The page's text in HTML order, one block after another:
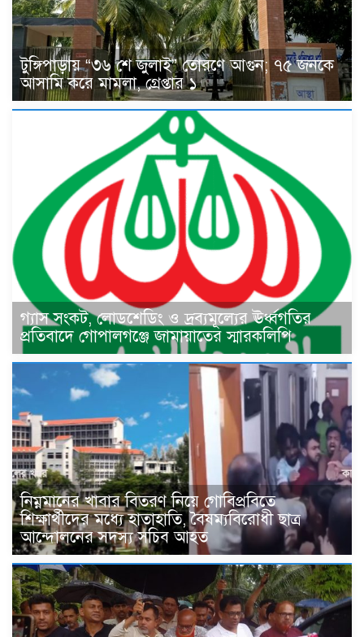
টুঙ্গিপাড়ায় “৩৬ শে জুলাই” তোরণে আগুন; ৭৫ জনকে
আসামি করে মামলা, গ্রেপ্তার ১
গ্যাস সংকট, লোডশেডিং ও দ্রব্যমূল্যের ঊর্ধ্বগতির
প্রতিবাদে গোপালগঞ্জে জামায়াতের স্মারকলিপি
নিম্নমানের খাবার বিতরণ নিয়ে গোবিপ্রবিতে
শিক্ষার্থীদের মধ্যে হাতাহাতি, বৈষম্যবিরোধী ছাত্র
আন্দোলনের সদস্য সচিব আহত